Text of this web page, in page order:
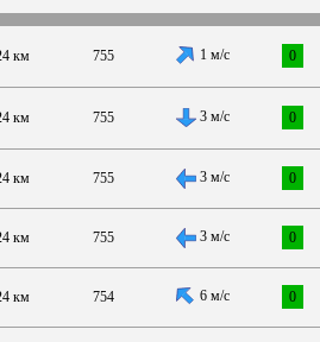
км 755 1 м/с 0
км 755 3 м/с 0
км 755 3 м/с 0
км 755 3 м/с 0
км 754 6 м/с 0